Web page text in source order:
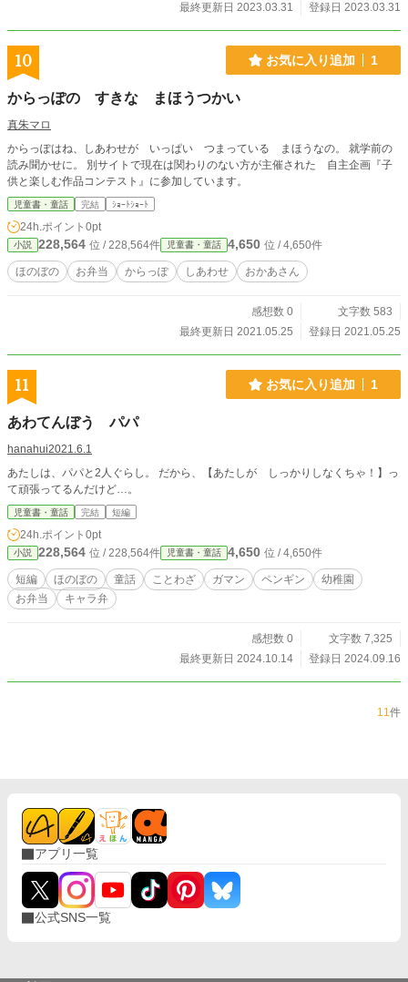
最終更新日 2023.03.31
登録日 2023.03.31
10 お気に入り追加 1
からっぽの すきな まほうつかい
真朱マロ
からっぽはね、しあわせが いっぱい つまっている まほうなの。 就学前の
読み聞かせに。 別サイトで現在は関わりのない方が主催された 自主企画『子
供と楽しむ作品コンテスト』に参加しています。
児童書・童話 完結 ｼｮｰﾄｼｮｰﾄ
24h.ポイント 0pt
小説 228,564 位 / 228,564件 児童書・童話 4,650 位 / 4,650件
ほのぼの お弁当 からっぽ しあわせ おかあさん
感想数 0
文字数 583
最終更新日 2021.05.25
登録日 2021.05.25
11 お気に入り追加 1
あわてんぼう パパ
hanahui2021.6.1
あたしは、パパと2人ぐらし。 だから、【あたしが しっかりしなくちゃ！】っ
て頑張ってるんだけど…。
児童書・童話 完結 短編
24h.ポイント 0pt
小説 228,564 位 / 228,564件 児童書・童話 4,650 位 / 4,650件
短編 ほのぼの 童話 ことわざ ガマン ペンギン
幼稚園
お弁当
キャラ弁
感想数 0
文字数 7,325
最終更新日 2024.10.14
登録日 2024.09.16
11件
アプリ一覧
公式SNS一覧